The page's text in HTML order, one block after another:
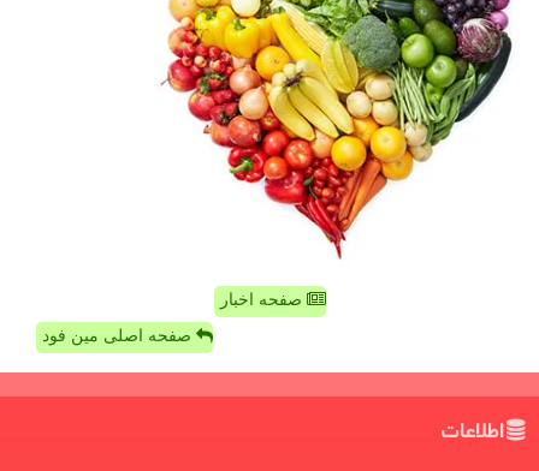
صفحه اخبار
صفحه اصلی مین فود
اطلاعات